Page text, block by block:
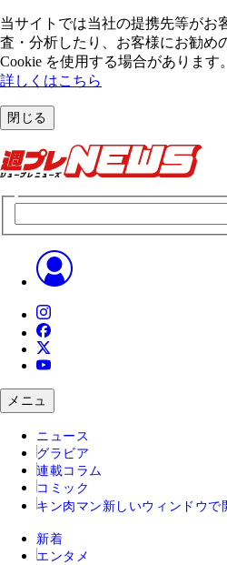
当サイトでは当社の提携先等がお
査・分析したり、お客様にお勧め
Cookie を使⽤する場合があります。
詳しくはこちら
閉じる
メニュ
ニュース
グラビア
連載コラム
コミック
キン肉マン 新しいウィンドウで
新着
エンタメ